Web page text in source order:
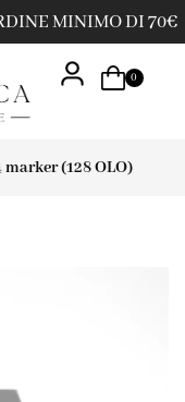
MINIMO DI 70€
0
marker (128 OLO)